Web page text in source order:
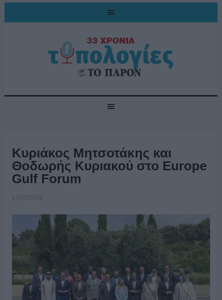
Κυριάκος Μητσοτάκης και
Θοδωρής Κυριακού στο Europe
Gulf Forum
17/05/2026